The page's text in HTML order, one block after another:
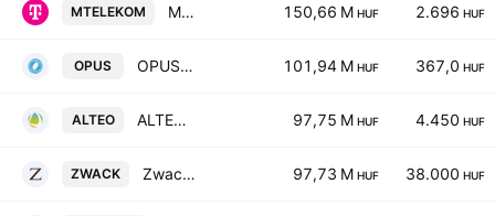
MTELEKOM Magyar Telekom Telecommunications PLC 150,66 M HUF 2.696 HUF
OPUS OPUS GLOBAL Nyrt. 101,94 M HUF 367,0 HUF
ALTEO ALTEO Energy Services Plc Class A 97,75 M HUF 4.450 HUF
ZWACK Zwack Unicum Nyrt. 97,73 M HUF 38.000 HUF